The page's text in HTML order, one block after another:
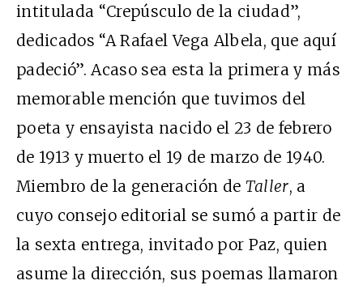
intitulada “Crepúsculo de la ciudad”,
dedicados “A Rafael Vega Albela, que aquí
padeció”. Acaso sea esta la primera y más
memorable mención que tuvimos del
poeta y ensayista nacido el 23 de febrero
de 1913 y muerto el 19 de marzo de 1940.
Miembro de la generación de Taller, a
cuyo consejo editorial se sumó a partir de
la sexta entrega, invitado por Paz, quien
asume la dirección, sus poemas llamaron